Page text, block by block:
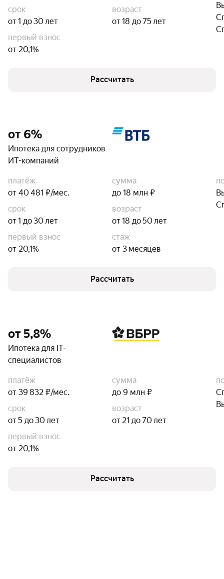
срок
от 1 до 30 лет
возраст
от 18 до 75 лет
первый взнос
от 20,1%
Рассчитать
от 6%
Ипотека для сотрудников
ИТ-компаний
платёж
от 40 481 ₽/мес.
сумма
до 18 млн ₽
срок
от 1 до 30 лет
возраст
от 18 до 50 лет
первый взнос
от 20,1%
стаж
от 3 месяцев
Рассчитать
от 5,8%
Ипотека для IT-
специалистов
платёж
от 39 832 ₽/мес.
сумма
до 9 млн ₽
срок
от 5 до 30 лет
возраст
от 21 до 70 лет
первый взнос
от 20,1%
Рассчитать